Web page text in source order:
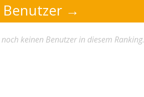
noch keinen Benutzer in diesem Ranking.